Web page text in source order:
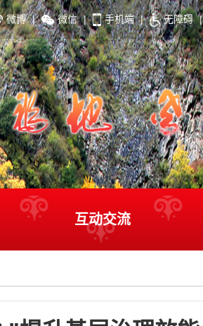
微博 | 微信 | 手机端 | 无障碍 |
互动交流